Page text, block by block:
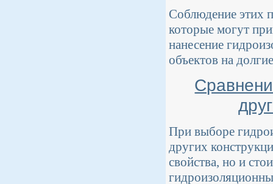
Соблюдение этих
которые могут
нанесение
объектов на
При выборе
других
свойства, но и